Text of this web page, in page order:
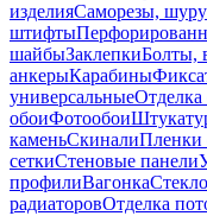
изделияСаморезы,
штифты
шайбыЗаклепкиБолты,
анкерыКарабины
универсальныеОтделка
обоиФотообои
каменьСкиналиПленки
сеткиСтеновые панели
профилиВагонка
радиаторовОтделка